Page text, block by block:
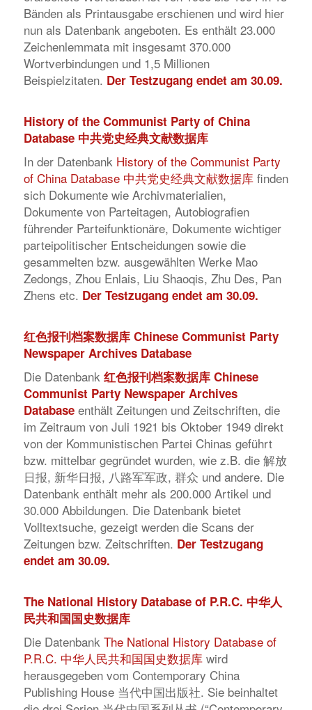
Bänden als Printausgabe erschienen und wird hier
nun als Datenbank angeboten. Es enthält 23.000
Zeichenlemmata mit insgesamt 370.000
Wortverbindungen und 1,5 Millionen
Beispielzitaten. Der Testzugang endet am 30.09.
History of the Communist Party of China
Database 中共党史经典文献数据库
In der Datenbank History of the Communist Party
of China Database 中共党史经典文献数据库finden
sich Dokumente wie Archivmaterialien,
Dokumente von Parteitagen, Autobiografien
führender Parteifunktionäre, Dokumente wichtiger
parteipolitischer Entscheidungen sowie die
gesammelten bzw. ausgewählten Werke Mao
Zedongs, Zhou Enlais, Liu Shaoqis, Zhu Des, Pan
Zhens etc. Der Testzugang endet am 30.09.
红色报刊档案数据库 Chinese Communist Party
Newspaper Archives Database
Die Datenbank 红色报刊档案数据库 Chinese
Communist Party Newspaper Archives
Database enthält Zeitungen und Zeitschriften, die
im Zeitraum von Juli 1921 bis Oktober 1949 direkt
von der Kommunistischen Partei Chinas geführt
bzw. mittelbar gegründet wurden, wie z.B. die 解放
日报, 新华日报, 八路军军政, 群众 und andere. Die
Datenbank enthält mehr als 200.000 Artikel und
30.000 Abbildungen. Die Datenbank bietet
Volltextsuche, gezeigt werden die Scans der
Zeitungen bzw. Zeitschriften. Der Testzugang
endet am 30.09.
The National History Database of P.R.C. 中华人
民共和国国史数据库
Die Datenbank The National History Database of
P.R.C. 中华人民共和国国史数据库wird
herausgegeben vom Contemporary China
Publishing House 当代中国出版社. Sie beinhaltet